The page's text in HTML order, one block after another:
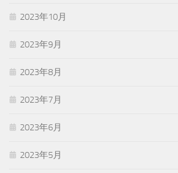
2023年10月
2023年9月
2023年8月
2023年7月
2023年6月
2023年5月